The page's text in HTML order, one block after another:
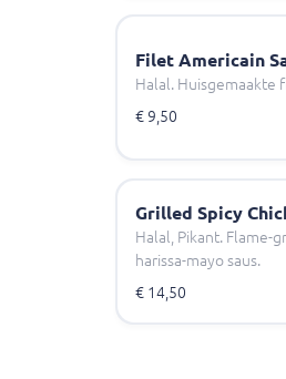
Filet Americain
Halal. Huisgemaakte
€ 9,50
Grilled Spicy
Halal, Pikant. Flame-
harissa-mayo saus.
€ 14,50